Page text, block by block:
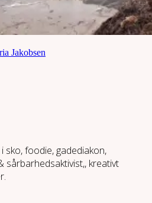
Jakobsen
sko, foodie, gadediakon,
kreativt